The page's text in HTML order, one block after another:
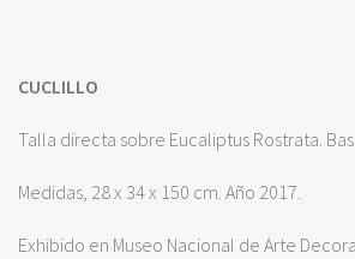
CUCLILLO
Talla directa sobre Eucaliptus Rostrata.
Medidas, 28 x 34 x 150 cm. Año 2017.
Exhibido en Museo Nacional de Arte